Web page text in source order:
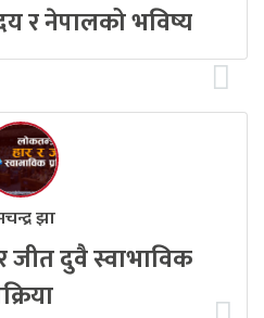
र नेपालको भविष्य
झा
जीत दुवै स्वाभाविक